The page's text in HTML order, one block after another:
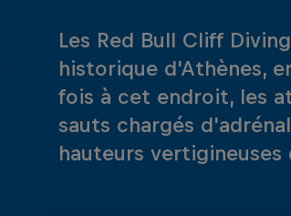
Les Red Bull Cliff
historique d'Athènes,
fois à cet endroit, les
sauts chargés
hauteurs vertigineuses